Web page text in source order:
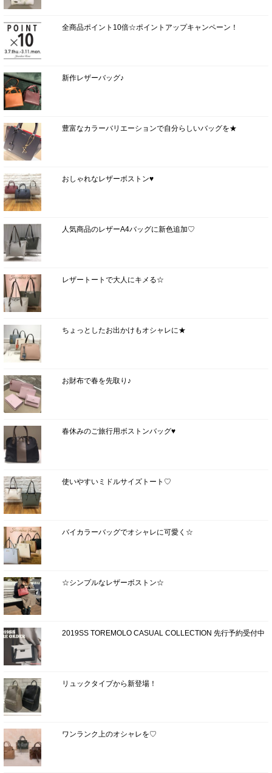
全商品ポイント10倍☆ポイントアップキャンペーン！
新作レザーバッグ♪
豊富なカラーバリエーションで自分らしいバッグを★
おしゃれなレザーボストン♥
人気商品のレザーA4バッグに新色追加♡
レザートートで大人にキメる☆
ちょっとしたお出かけもオシャレに★
お財布で春を先取り♪
春休みのご旅行用ボストンバッグ♥
使いやすいミドルサイズトート♡
バイカラーバッグでオシャレに可愛く☆
☆シンプルなレザーボストン☆
2019SS TOREMOLO CASUAL COLLECTION 先行予約受付中
リュックタイプから新登場！
ワンランク上のオシャレを♡